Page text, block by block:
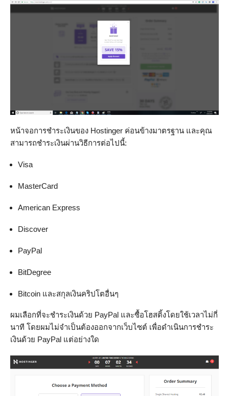
หน้าจอการชำระเงินของ Hostinger ค่อนข้างมาตรฐาน และคุณ
สามารถชำระเงินผ่านวิธีการต่อไปนี้:
Visa
MasterCard
American Express
Discover
PayPal
BitDegree
Bitcoin และสกุลเงินคริปโตอื่นๆ
ผมเลือกที่จะชำระเงินด้วย PayPal และซื้อโฮสติ้งโดยใช้เวลาไม่กี่
นาที โดยผมไม่จำเป็นต้องออกจากเว็บไซต์ เพื่อดำเนินการชำระ
เงินด้วย PayPal แต่อย่างใด